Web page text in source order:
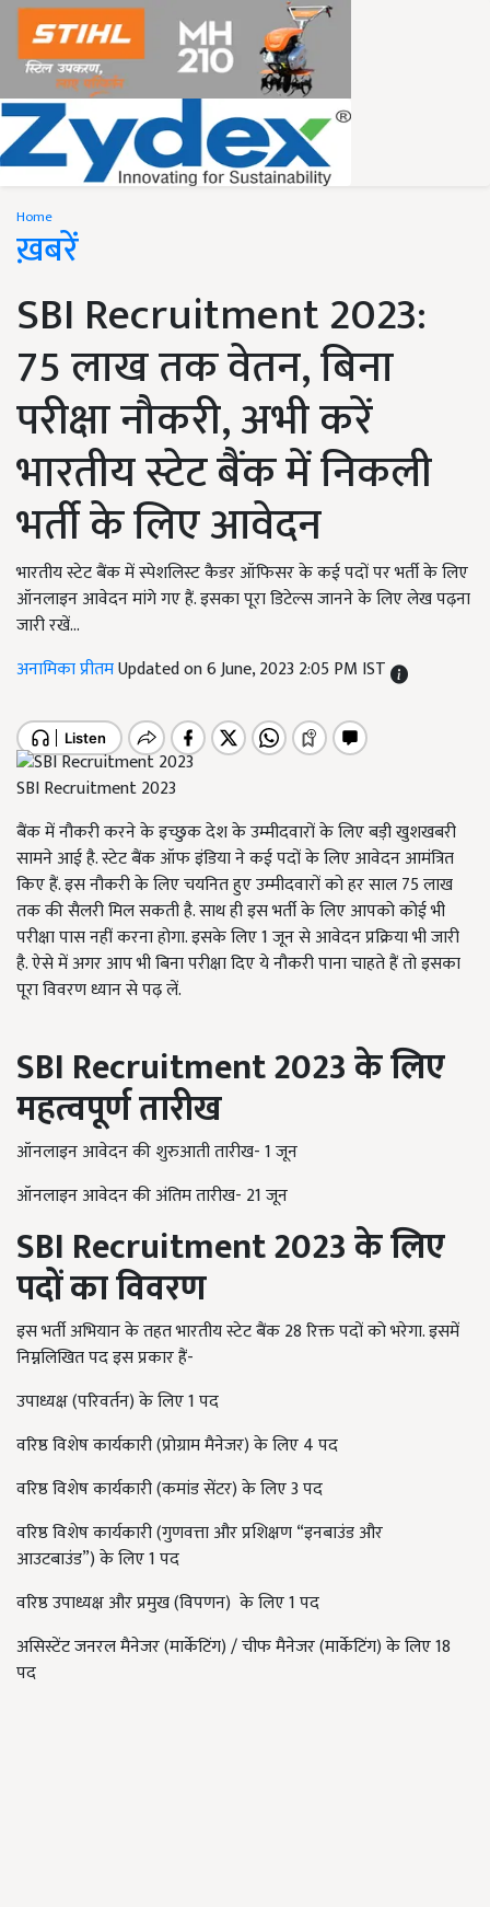
Home
ख़बरें
SBI Recruitment 2023:
75 लाख तक वेतन, बिना
परीक्षा नौकरी, अभी करें
भारतीय स्टेट बैंक में निकली
भर्ती के लिए आवेदन
भारतीय स्टेट बैंक में स्पेशलिस्ट कैडर ऑफिसर के कई पदों पर भर्ती के लिए
ऑनलाइन आवेदन मांगे गए हैं. इसका पूरा डिटेल्स जानने के लिए लेख पढ़ना
जारी रखें...
अनामिका प्रीतमUpdated on 6 June, 2023 2:05 PM IST
SBI Recruitment 2023
बैंक में नौकरी करने के इच्छुक देश के उम्मीदवारों के लिए बड़ी खुशखबरी
सामने आई है. स्टेट बैंक ऑफ इंडिया ने कई पदों के लिए आवेदन आमंत्रित
किए हैं. इस नौकरी के लिए चयनित हुए उम्मीदवारों को हर साल 75 लाख
तक की सैलरी मिल सकती है. साथ ही इस भर्ती के लिए आपको कोई भी
परीक्षा पास नहीं करना होगा. इसके लिए 1 जून से आवेदन प्रक्रिया भी जारी
है. ऐसे में अगर आप भी बिना परीक्षा दिए ये नौकरी पाना चाहते हैं तो इसका
पूरा विवरण ध्यान से पढ़ लें.
SBI Recruitment 2023के लिए
महत्वपूर्ण तारीख
ऑनलाइन आवेदन की शुरुआती तारीख-1जून
ऑनलाइन आवेदन की अंतिम तारीख- 21 जून
SBI Recruitment 2023के लिए
पदों का विवरण
इस भर्ती अभियान के तहत भारतीय स्टेट बैंक28रिक्त पदों को भरेगा. इसमें
निम्नलिखित पद इस प्रकार हैं-
उपाध्यक्ष (परिवर्तन) के लिए 1 पद
वरिष्ठ विशेष कार्यकारी (प्रोग्राम मैनेजर) के लिए 4 पद
वरिष्ठ विशेष कार्यकारी (कमांड सेंटर) के लिए 3 पद
वरिष्ठ विशेष कार्यकारी(गुणवत्ता और प्रशिक्षण“इनबाउंड और
आउटबाउंड”)के लिए 1 पद
वरिष्ठ उपाध्यक्ष और प्रमुख (विपणन) के लिए 1 पद
असिस्टेंट जनरल मैनेजर (मार्केटिंग) / चीफ मैनेजर (मार्केटिंग) के लिए 18
पद